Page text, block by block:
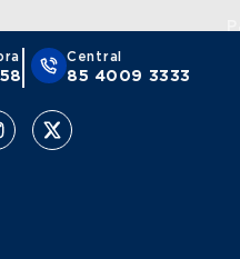
Central
85 4009 3333